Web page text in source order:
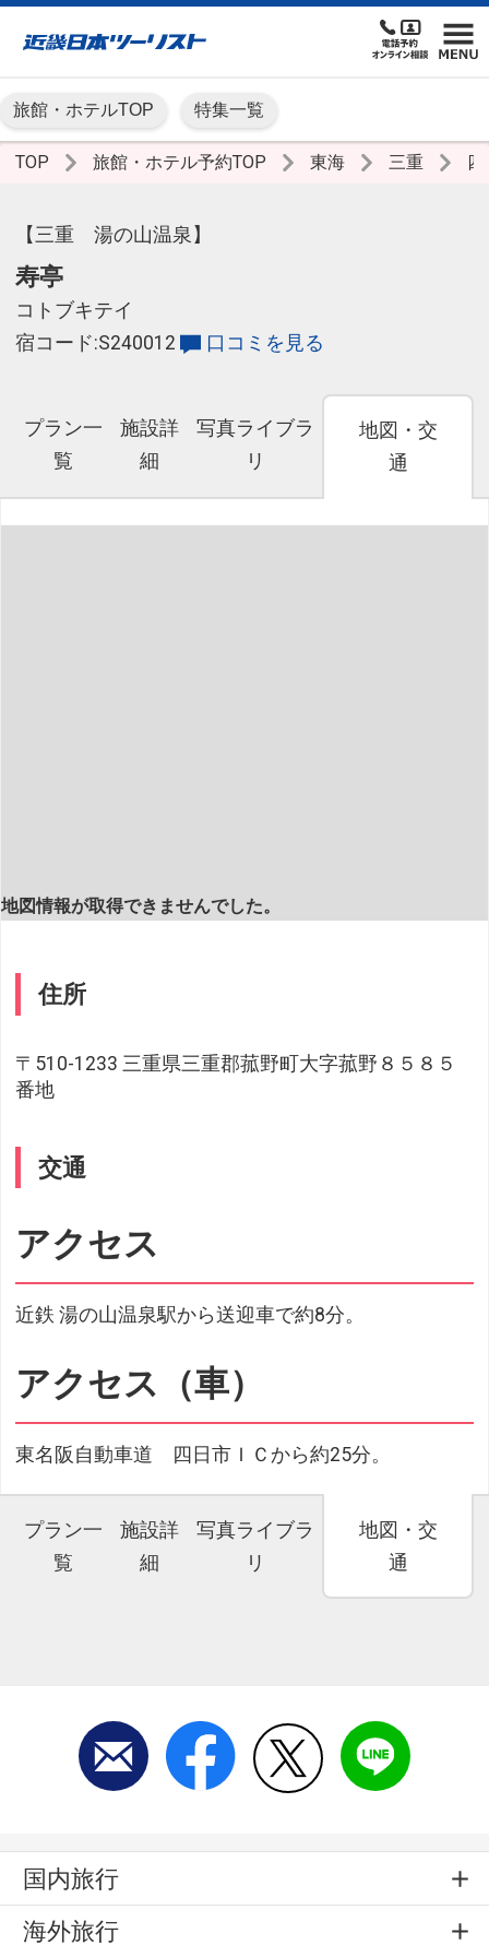
旅館・ホテルTOP 特集一覧
TOP 旅館・ホテル予約TOP 東海 三重
【三重 湯の山温泉】
寿亭
コトブキテイ
宿コード:S240012
口コミを見る
プラン一
覧
施設詳
細
写真ライブラ
リ
地図・交
通
地図情報が取得できませんでした。
住所
〒510-1233 三重県三重郡菰野町大字菰野８５８５
番地
交通
アクセス
近鉄 湯の山温泉駅から送迎車で約8分。
アクセス（車）
東名阪自動車道 四日市ＩＣから約25分。
プラン一
覧
施設詳
細
写真ライブラ
リ
地図・交
通
国内旅行
海外旅行